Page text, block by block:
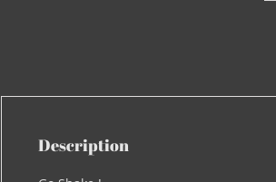
Description